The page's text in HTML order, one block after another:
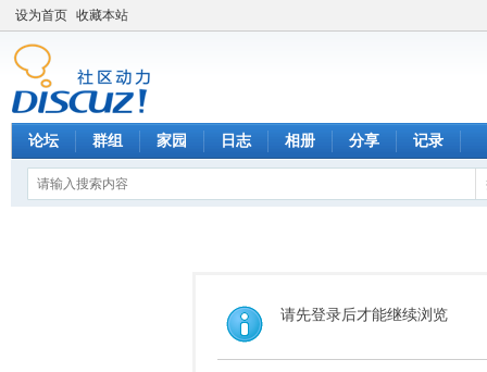
设为首页 收藏本站
论坛 群组 家园 日志 相册 分享 记录
请先登录后才能继续浏览